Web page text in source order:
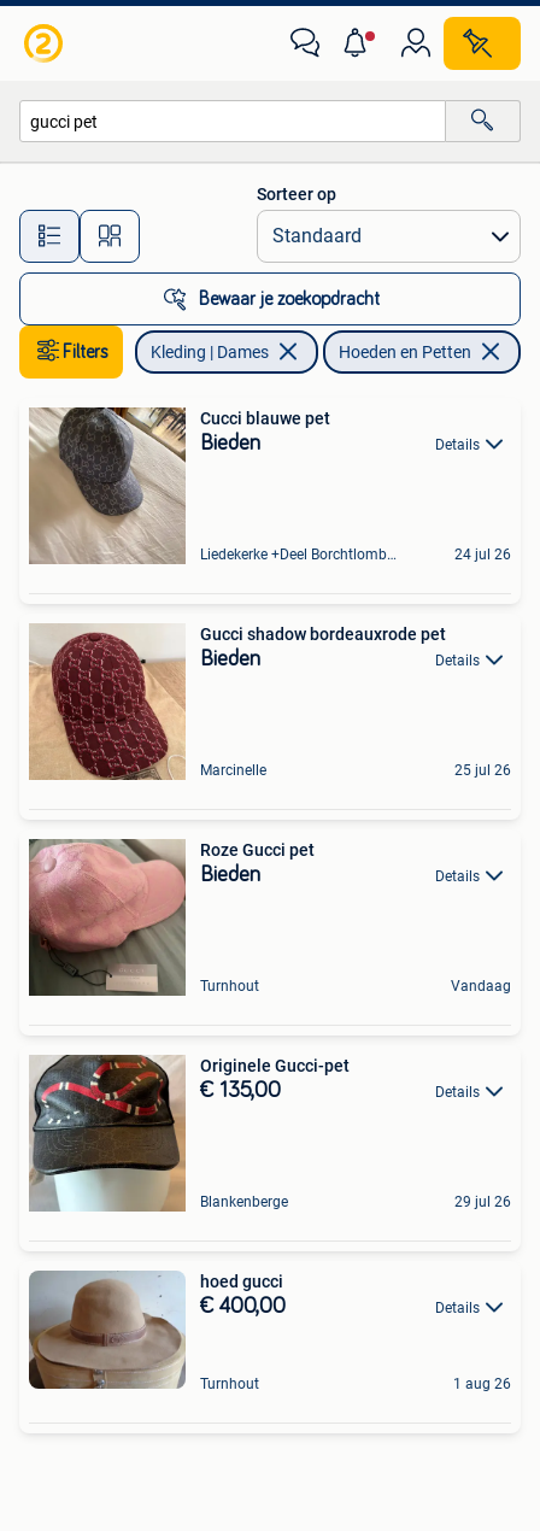
Alle afstanden…
Sorteer op
Bewaar je zoekopdracht
Filters Kleding | Dames Hoeden en Petten
Cucci blauwe pet
Bieden Details
Liedekerke +Deel Borchtlombeek 24 jul 26
Gucci shadow bordeauxrode pet
Bieden Details
Marcinelle 25 jul 26
Roze Gucci pet
Bieden Details
Turnhout Vandaag
Originele Gucci-pet
€ 135,00 Details
Blankenberge 29 jul 26
hoed gucci
€ 400,00 Details
Turnhout 1 aug 26